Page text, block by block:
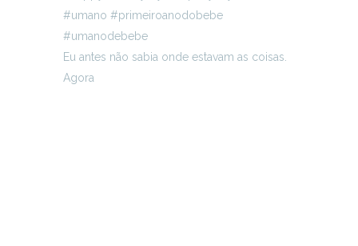
Eu antes não sabia onde estavam as coisas.
Agora